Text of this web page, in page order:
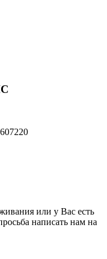
или у Вас есть
написать нам на